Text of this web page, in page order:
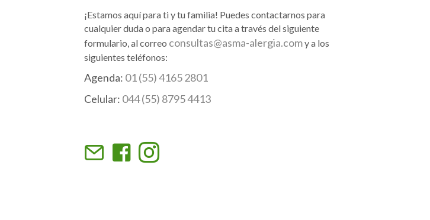
¡Estamos aquí para ti y tu familia! Puedes contactarnos para
cualquier duda o para agendar tu cita a través del siguiente
formulario, al correo consultas@asma-alergia.comy a los
siguientes teléfonos:
Agenda: 01 (55) 4165 2801
Celular: 044 (55) 8795 4413